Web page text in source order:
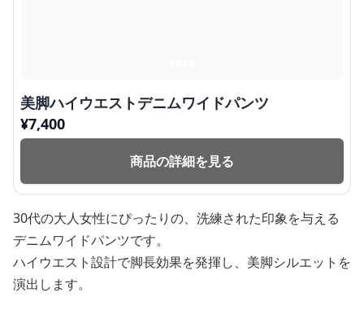
美脚ハイウエストデニムワイドパンツ
¥7,400
商品の詳細を見る
30代の大人女性にぴったりの、洗練された印象を与える
デニムワイドパンツです。
ハイウエスト設計で脚長効果を発揮し、美脚シルエットを
演出します。